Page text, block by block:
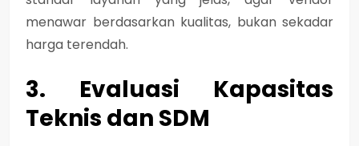
menawar berdasarkan kualitas, bukan sekadar
harga terendah.
3. Evaluasi Kapasitas
Teknis dan SDM